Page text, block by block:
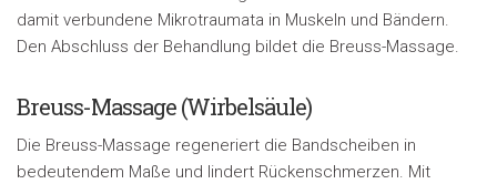
damit verbundene Mikrotraumata in Muskeln und Bändern.
Den Abschluss der Behandlung bildet die Breuss-Massage.
Breuss-Massage (Wirbelsäule)
Die Breuss-Massage regeneriert die Bandscheiben in
bedeutendem Maße und lindert Rückenschmerzen. Mit